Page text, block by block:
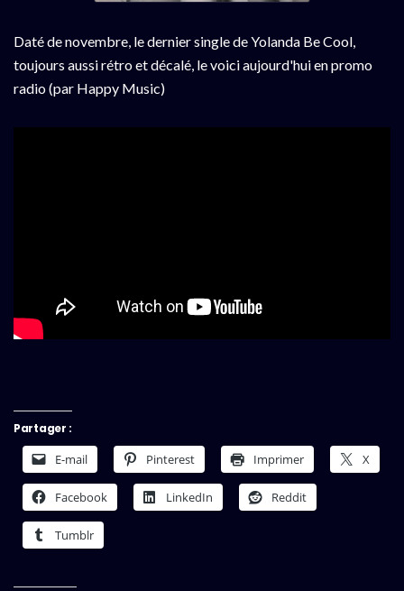
Daté de novembre, le dernier single de Yolanda Be Cool,
toujours aussi rétro et décalé, le voici aujourd'hui en promo
radio (par Happy Music)
Partager :
E-mail Pinterest Imprimer X
Facebook LinkedIn Reddit
Tumblr